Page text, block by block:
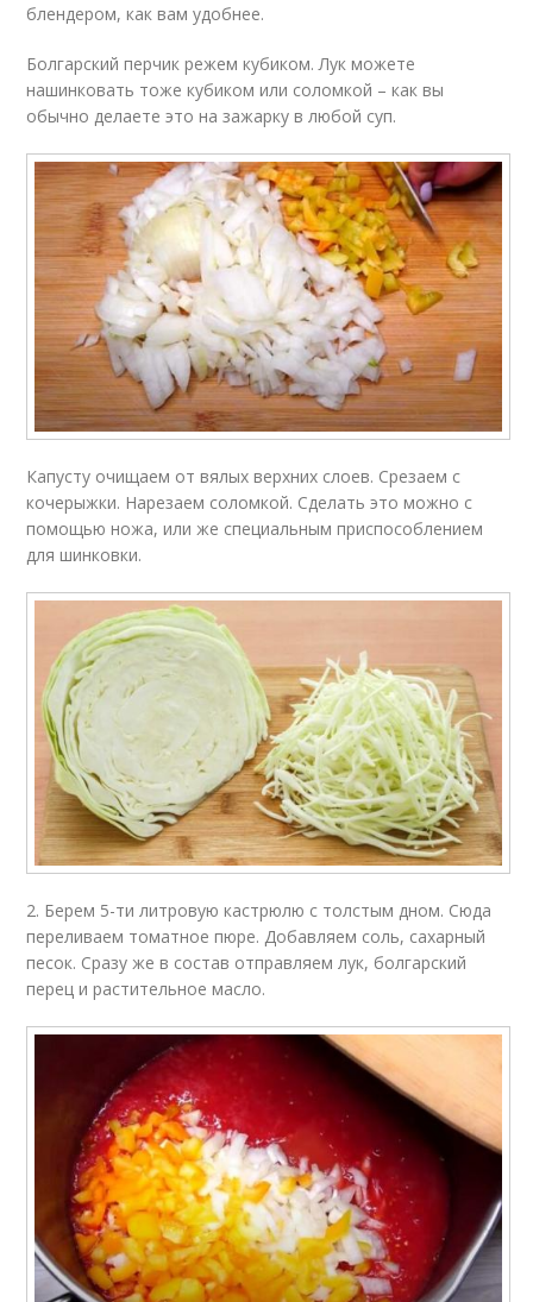
блендером, как вам удобнее.
Болгарский перчик режем кубиком. Лук можете
нашинковать тоже кубиком или соломкой – как вы
обычно делаете это на зажарку в любой суп.
Капусту очищаем от вялых верхних слоев. Срезаем с
кочерыжки. Нарезаем соломкой. Сделать это можно с
помощью ножа, или же специальным приспособлением
для шинковки.
2. Берем 5-ти литровую кастрюлю с толстым дном. Сюда
переливаем томатное пюре. Добавляем соль, сахарный
песок. Сразу же в состав отправляем лук, болгарский
перец и растительное масло.